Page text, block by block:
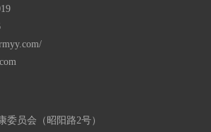
委员会（昭阳路2号）